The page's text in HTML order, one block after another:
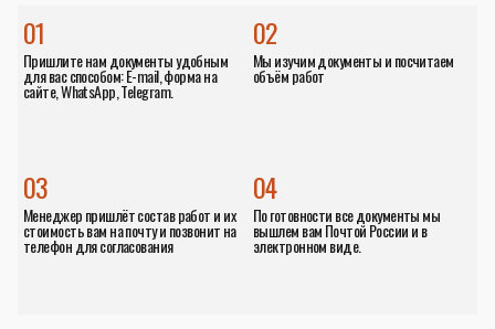
01
Пришлите нам документы удобным
для вас способом: E-mail, форма на
сайте, WhatsApp, Telegram.
02
Мы изучим документы и посчитаем
объём работ
04
По готовности все документы мы
вышлем вам Почтой России и в
электронном виде.
03
Менеджер пришлёт состав работ и их
стоимость вам на почту и позвонит на
телефон для согласования